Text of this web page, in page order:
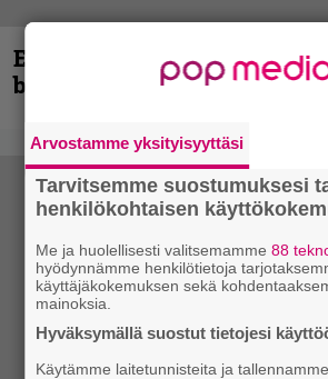
Espoon syyskuu
black metalin merkeissä
Arvostamme yksityisyyttäsi
Tarvitsemme suostumuksesi
henkilökohtaisen
Me ja huolellisesti valitsemamme88
hyödynnämme henkilötietoja
käyttäjäkokemuksen sekä
mainoksia.
Hyväksymällä suostut tietojesi
Käytämme laitetunnisteita ja